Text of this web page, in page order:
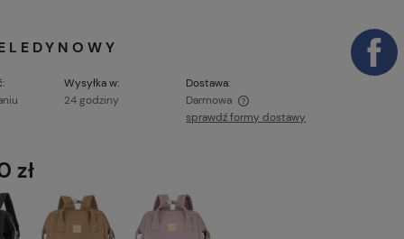
Wysyłka w:
24 godziny
Dostawa:
Darmowa
sprawdź formy dostawy
zł